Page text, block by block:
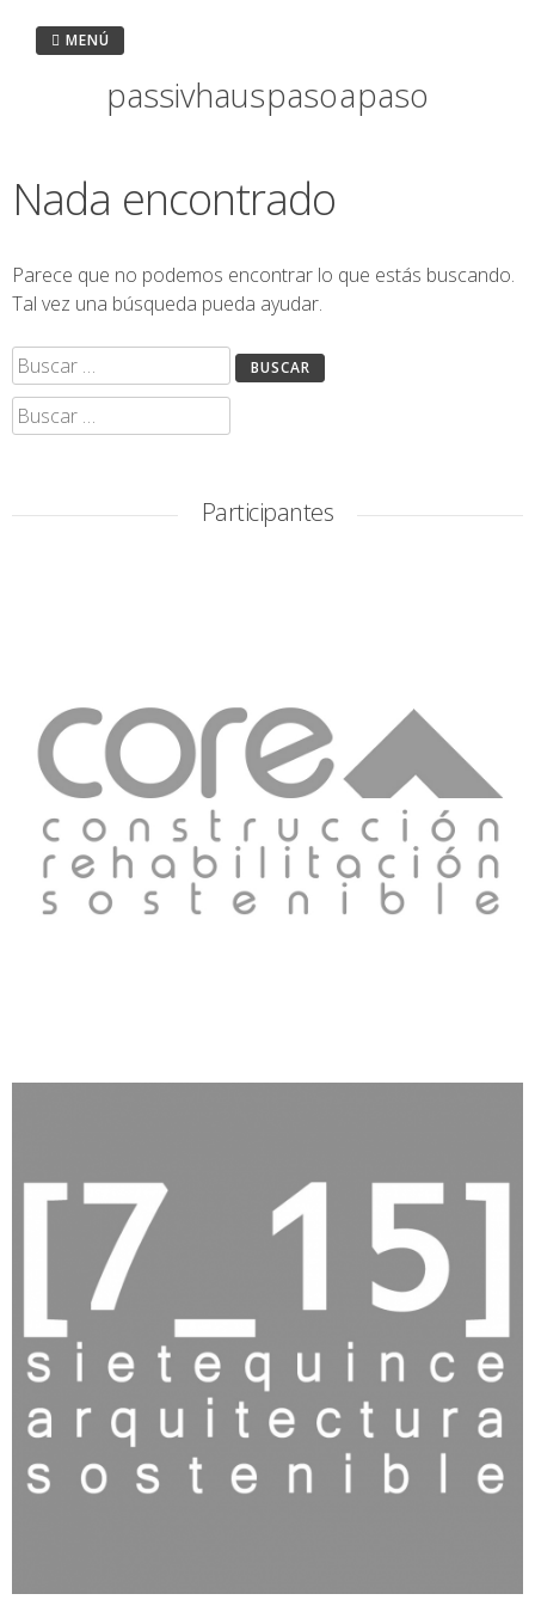
passivhaus paso a paso
MENÚ
Nada encontrado
Parece que no podemos encontrar lo que estás buscando.
Tal vez una búsqueda pueda ayudar.
Buscar:
Buscar:
Participantes